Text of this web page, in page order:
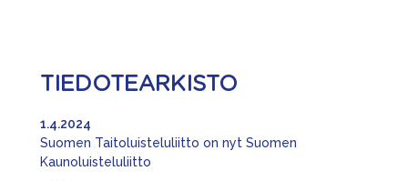
TIEDOTEARKISTO
Suomen Taitoluisteluliitto on nyt Suomen
Kaunoluisteluliitto
1.4.2024